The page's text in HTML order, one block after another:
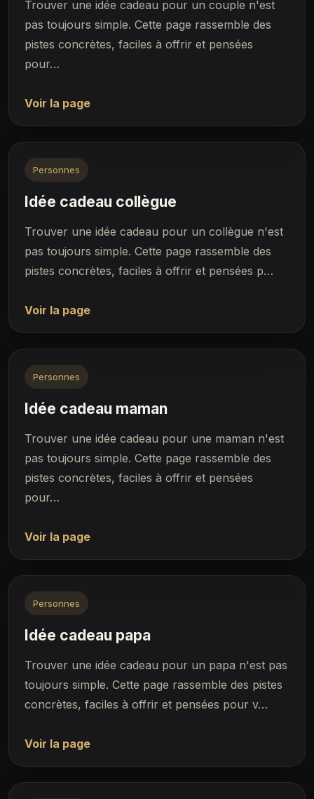
Trouver une idée cadeau pour un couple n'est
pas toujours simple. Cette page rassemble des
pistes concrètes, faciles à offrir et pensées
pour…
Voir la page
Personnes
Idée cadeau collègue
Trouver une idée cadeau pour un collègue n'est
pas toujours simple. Cette page rassemble des
pistes concrètes, faciles à offrir et pensées p…
Voir la page
Personnes
Idée cadeau maman
Trouver une idée cadeau pour une maman n'est
pas toujours simple. Cette page rassemble des
pistes concrètes, faciles à offrir et pensées
pour…
Voir la page
Personnes
Idée cadeau papa
Trouver une idée cadeau pour un papa n'est pas
toujours simple. Cette page rassemble des pistes
concrètes, faciles à offrir et pensées pour v…
Voir la page